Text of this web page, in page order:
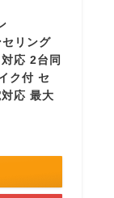
リング
応 2台同
ク付 セ
応 最大